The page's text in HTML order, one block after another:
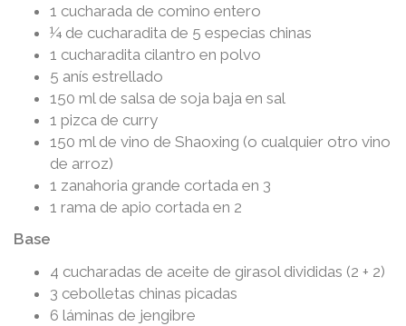
1 cucharada de comino entero
¼ de cucharadita de 5 especias chinas
1 cucharadita cilantro en polvo
5 anís estrellado
150 ml de salsa de soja baja en sal
1 pizca de curry
150 ml de vino de Shaoxing (o cualquier otro vino
de arroz)
1 zanahoria grande cortada en 3
1 rama de apio cortada en 2
Base
4 cucharadas de aceite de girasol divididas (2 + 2)
3 cebolletas chinas picadas
6 láminas de jengibre